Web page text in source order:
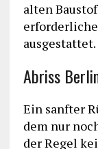
alten
ausgestattet.
Abriss
Ein sanfter
dem nur
der Regel